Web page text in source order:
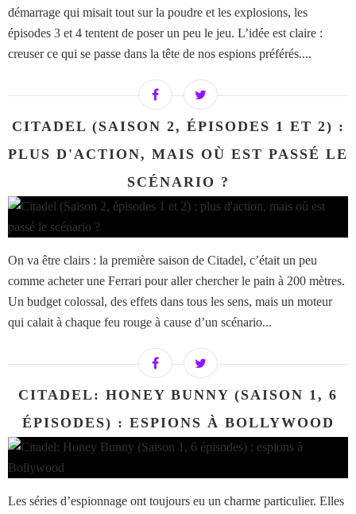
démarrage qui misait tout sur la poudre et les explosions, les
épisodes 3 et 4 tentent de poser un peu le jeu. L’idée est claire :
creuser ce qui se passe dans la tête de nos espions préférés....
CITADEL (SAISON 2, ÉPISODES 1 ET 2) :
PLUS D'ACTION, MAIS OÙ EST PASSÉ LE
SCÉNARIO ?
On va être clairs : la première saison de Citadel, c’était un peu
comme acheter une Ferrari pour aller chercher le pain à 200 mètres.
Un budget colossal, des effets dans tous les sens, mais un moteur
qui calait à chaque feu rouge à cause d’un scénario...
CITADEL: HONEY BUNNY (SAISON 1, 6
ÉPISODES) : ESPIONS À BOLLYWOOD
Les séries d’espionnage ont toujours eu un charme particulier. Elles